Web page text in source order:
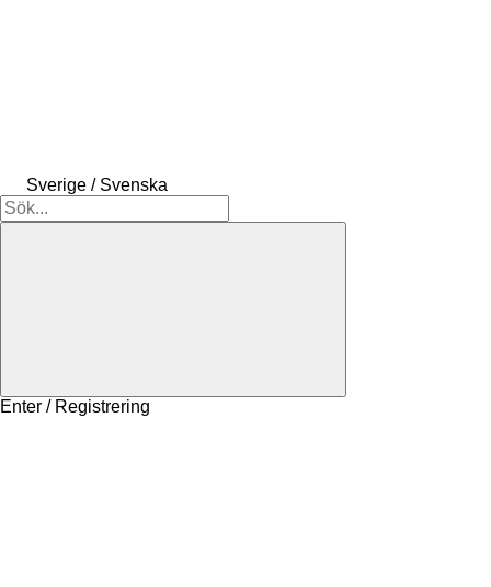
Sverige / Svenska
Enter / Registrering